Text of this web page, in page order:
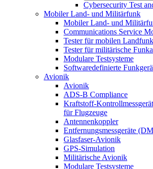
Cybersecurity Test
Mobiler Land- und Militärfunk
Mobiler Land- und
Communications Service
Tester für mobilen Landfunk
Tester für militärische
Modulare Testsysteme
Softwaredefinierte
Avionik
Avionik
ADS-B Compliance
Kraftstoff-
für Flugzeuge
Antennenkoppler
Entfernungsmessgeräte
Glasfaser-Avionik
GPS-Simulation
Militärische Avionik
Modulare Testsysteme